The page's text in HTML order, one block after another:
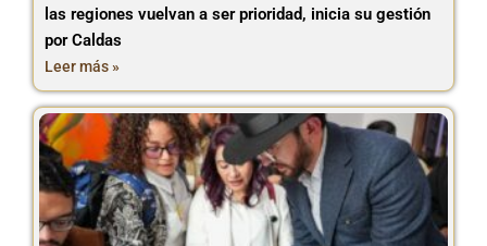
las regiones vuelvan a ser prioridad, inicia su gestión
por Caldas
Leer más »